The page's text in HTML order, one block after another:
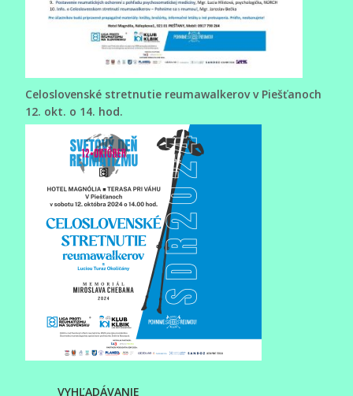
Celoslovenské stretnutie reumawalkerov v Piešťanoch
12. okt. o 14. hod.
VYHĽADÁVANIE